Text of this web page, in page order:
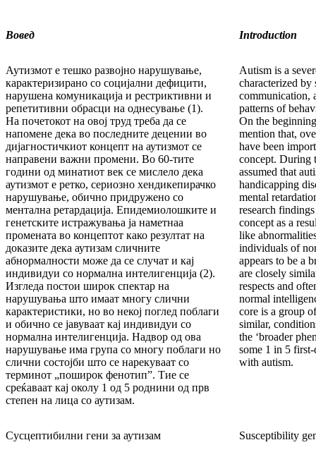
Вовед Introduction
Аутизмот е тешко развојно нарушување,
карактеризирано со социјални дефицити,
нарушена комуникација и рестриктивни и
репетитивни обрасци на однесување (1).
На почетокот на овој труд треба да се
напомене дека во последните децении во
дијагностичкиот концепт на аутизмот се
направени важни промени. Во 60-тите
години од минатиот век се мислело дека
аутизмот е ретко, сериозно хендикепирачко
нарушување, обично придружено со
ментална ретардација. Епидемиолошките и
генетските истражувања ја наметнаа
промената во концептот како резултат на
доказите дека аутизам сличните
абнормалности може да се случат и кај
индивидуи со нормална интелигенција (2).
Изгледа постои широк спектар на
нарушувања што имаат многу слични
карактеристики, но во некој поглед поблаги
и обично се јавуваат кај индивидуи со
нормална интелигенција. Надвор од ова
нарушување има група со многу поблаги но
слични состојби што се нарекуваат со
терминот „поширок фенотип”. Тие се
среќаваат кај околу 1 од 5 роднини од прв
степен на лица со аутизам.
Autism is a
characterized
communication,
patterns of
On the
mention that,
have been
concept. During
assumed that
handicapping
mental
research
concept as a
like
individuals of
appears to be a
are closely
respects and
normal
core is a group
similar,
the ‘broader
some 1 in 5
with autism.
Сусцептибилни гени за аутизам Susceptibility